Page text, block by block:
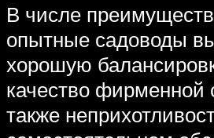
В числе
опытные садоводы
хорошую
качество фирменной
также